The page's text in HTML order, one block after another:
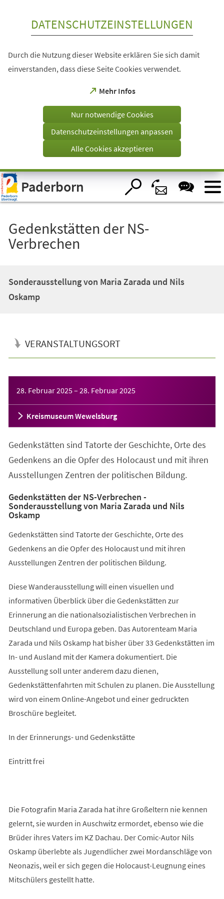
Visuelle
Assistenzsoftware
öffnen.
DATENSCHUTZEINSTELLUNGEN
Durch die Nutzung dieser Website erklären Sie sich damit
einverstanden, dass diese Seite Cookies verwendet.
Mehr Infos
(Öffnet
einem
Tab)
Nur notwendige Cookies
Datenschutzeinstellungen anpassen
Alle Cookies akzeptieren
Paderborn
Gedenkstätten der NS-
Verbrechen
Sonderausstellung von Maria Zarada und Nils
Oskamp
VERANSTALTUNGSORT
28. Februar 2025– 28. Februar 2025
Kreismuseum Wewelsburg
Gedenkstätten sind Tatorte der Geschichte, Orte des
Gedenkens an die Opfer des Holocaust und mit ihren
Ausstellungen Zentren der politischen Bildung.
Gedenkstätten der NS-Verbrechen -
Sonderausstellung von Maria Zarada und Nils
Oskamp
Gedenkstätten sind Tatorte der Geschichte, Orte des
Gedenkens an die Opfer des Holocaust und mit ihren
Ausstellungen Zentren der politischen Bildung.
Diese Wanderausstellung will einen visuellen und
informativen Überblick über die Gedenkstätten zur
Erinnerung an die nationalsozialistischen Verbrechen in
Deutschland und Europa geben. Das Autorenteam Maria
Zarada und Nils Oskamp hat bisher über 33 Gedenkstätten im
In- und Ausland mit der Kamera dokumentiert. Die
Ausstellung soll unter anderem dazu dienen,
Gedenkstättenfahrten mit Schulen zu planen. Die Ausstellung
wird von einem Online-Angebot und einer gedruckten
Broschüre begleitet.
In der Erinnerungs- und Gedenkstätte
Eintritt frei
Die Fotografin Maria Zarada hat ihre Großeltern nie kennen
gelernt, sie wurden in Auschwitz ermordet, ebenso wie die
Brüder ihres Vaters im KZ Dachau. Der Comic-Autor Nils
Oskamp überlebte als Jugendlicher zwei Mordanschläge von
Neonazis, weil er sich gegen die Holocaust-Leugnung eines
Mitschülers gestellt hatte.